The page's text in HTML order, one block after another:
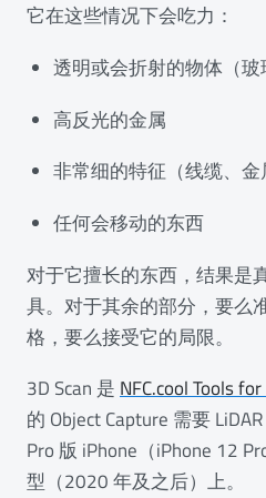
它在这些情况下会吃力：
透明或会折射的物体（玻
高反光的金属
非常细的特征（线缆、金
任何会移动的东西
对于它擅长的东西，结果是
具。对于其余的部分，要么
格，要么接受它的局限。
3D Scan 是NFC.cool Tools
的 Object Capture 需要
Pro 版 iPhone（iPhone 12
型（2020 年及之后）上。